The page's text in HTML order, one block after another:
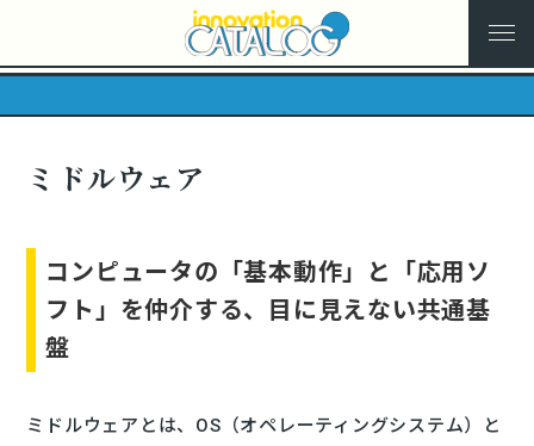
ミドルウェア
コンピュータの「基本動作」と「応用ソ
フト」を仲介する、目に見えない共通基
盤
ミドルウェアとは、OS（オペレーティングシステム）と